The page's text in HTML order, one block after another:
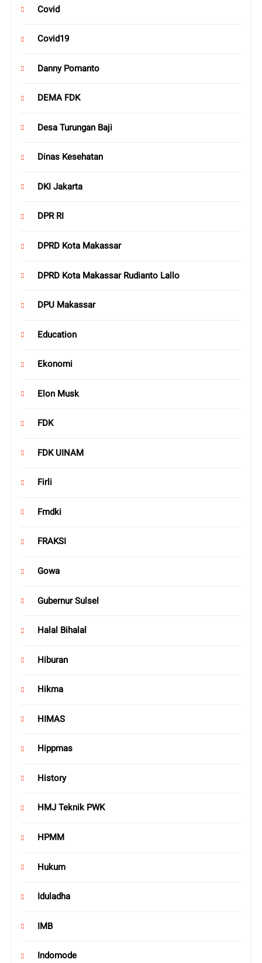
Covid
Covid19
Danny Pomanto
DEMA FDK
Desa Turungan Baji
Dinas Kesehatan
DKI Jakarta
DPR RI
DPRD Kota Makassar
DPRD Kota Makassar Rudianto Lallo
DPU Makassar
Education
Ekonomi
Elon Musk
FDK
FDK UINAM
Firli
Fmdki
FRAKSI
Gowa
Gubernur Sulsel
Halal Bihalal
Hiburan
Hikma
HIMAS
Hippmas
History
HMJ Teknik PWK
HPMM
Hukum
Iduladha
IMB
Indomode